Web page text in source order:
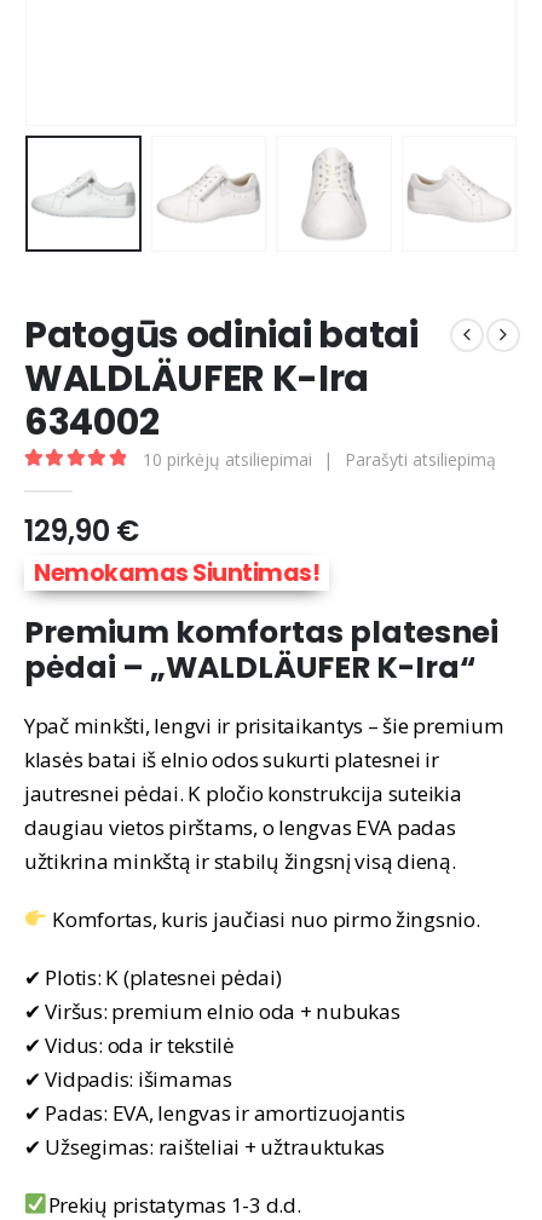
Patogūs odiniai batai
WALDLÄUFER K-Ira
634002
10 pirkėjų atsiliepimai | Parašyti atsiliepimą
129,90 €
Nemokamas Siuntimas!
Premium komfortas platesnei
pėdai – „WALDLÄUFER K-Ira“
Ypač minkšti, lengvi ir prisitaikantys – šie premium
klasės batai iš elnio odos sukurti platesnei ir
jautresnei pėdai. K pločio konstrukcija suteikia
daugiau vietos pirštams, o lengvas EVA padas
užtikrina minkštą ir stabilų žingsnį visą dieną.
Komfortas, kuris jaučiasi nuo pirmo žingsnio.
✔ Plotis: K (platesnei pėdai)
✔ Viršus: premium elnio oda + nubukas
✔ Vidus: oda ir tekstilė
✔ Vidpadis: išimamas
✔ Padas: EVA, lengvas ir amortizuojantis
✔ Užsegimas: raišteliai + užtrauktukas
Prekių pristatymas 1-3 d.d.